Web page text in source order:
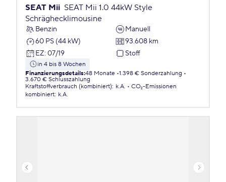
SEAT Mii SEAT Mii 1.0 44kW Style
Schräghecklimousine
Benzin
Manuell
60 PS (44 kW)
93.608 km
EZ: 07/19 Stoff
in 4 bis 8 Wochen
Finanzierungsdetails:48 Monate 1.398 € Sonderzahlung
3.670 € Schlusszahlung
Kraftstoffverbrauch (kombiniert): k.A.
CO₂-Emissionen
kombiniert: k.A.